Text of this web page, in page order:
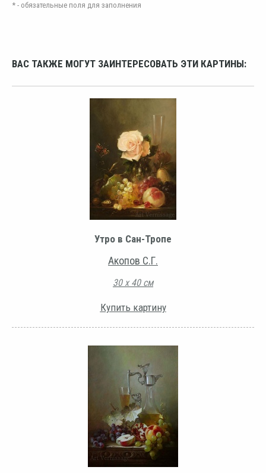
* - обязательные поля для заполнения
ВАС ТАКЖЕ МОГУТ ЗАИНТЕРЕСОВАТЬ ЭТИ КАРТИНЫ:
Утро в Сан-Тропе
Акопов С.Г.
30 х 40 см
Купить картину